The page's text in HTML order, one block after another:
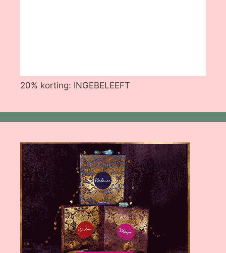
20% korting: INGEBELEEFT